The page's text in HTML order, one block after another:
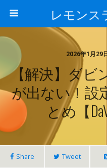
レモンス
2026年1月29
【解決】ダビ
が出ない！設
とめ【
Share Tweet